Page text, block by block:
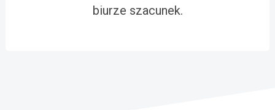
biurze szacunek.